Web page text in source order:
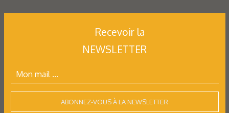
pour les entraînements
Avec sa gamme de produits modulaires, Nord Drivesystems
propose de multiples combinaisons de moteurs,
Recevoir la
NEWSLETTER
ABONNEZ-VOUS À LA NEWSLETTER